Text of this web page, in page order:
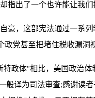
指出了一个也许能让我们
豪，这部宪法通过一系
政党甚至把堵住税收漏洞
特政体"相比，美国政治
般译为司法审查;感谢读